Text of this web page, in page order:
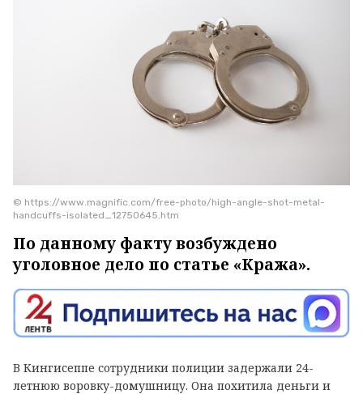
© https://www.magnific.com/free-photo/high-angle-shot-metal-
handcuffs-isolated_12750645.htm
По данному факту возбуждено
уголовное дело по статье «Кража».
В Кингисеппе сотрудники полиции задержали 24-
летнюю воровку-домушницу. Она похитила деньги и